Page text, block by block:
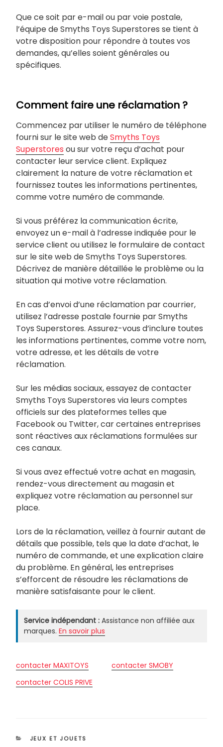
Que ce soit par e-mail ou par voie postale,
l’équipe de Smyths Toys Superstores se tient à
votre disposition pour répondre à toutes vos
demandes, qu’elles soient générales ou
spécifiques.
Comment faire une réclamation ?
Commencez par utiliser le numéro de téléphone
fourni sur le site web deSmyths Toys
Superstores ou sur votre reçu d’achat pour
contacter leur service client. Expliquez
clairement la nature de votre réclamation et
fournissez toutes les informations pertinentes,
comme votre numéro de commande.
Si vous préférez la communication écrite,
envoyez un e-mail à l’adresse indiquée pour le
service client ou utilisez le formulaire de contact
sur le site web de Smyths Toys Superstores.
Décrivez de manière détaillée le problème ou la
situation qui motive votre réclamation.
En cas d’envoi d’une réclamation par courrier,
utilisez l’adresse postale fournie par Smyths
Toys Superstores. Assurez-vous d’inclure toutes
les informations pertinentes, comme votre nom,
votre adresse, et les détails de votre
réclamation.
Sur les médias sociaux, essayez de contacter
Smyths Toys Superstores via leurs comptes
officiels sur des plateformes telles que
Facebook ou Twitter, car certaines entreprises
sont réactives aux réclamations formulées sur
ces canaux.
Si vous avez effectué votre achat en magasin,
rendez-vous directement au magasin et
expliquez votre réclamation au personnel sur
place.
Lors de la réclamation, veillez à fournir autant de
détails que possible, tels que la date d’achat, le
numéro de commande, et une explication claire
du problème. En général, les entreprises
s’efforcent de résoudre les réclamations de
manière satisfaisante pour le client.
Service indépendant : Assistance non affiliée aux
marques. En savoir plus
contacter MAXITOYS
contacter SMOBY
contacter COLIS PRIVE
CATÉGORIES
JEUX ET JOUETS